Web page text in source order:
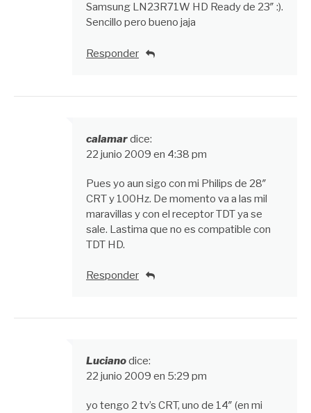
Samsung LN23R71W HD Ready de 23″ :).
Sencillo pero bueno jaja
Responder
calamardice:
22 junio 2009 en 4:38 pm
Pues yo aun sigo con mi Philips de 28″
CRT y 100Hz. De momento va a las mil
maravillas y con el receptor TDT ya se
sale. Lastima que no es compatible con
TDT HD.
Responder
Lucianodice:
22 junio 2009 en 5:29 pm
yo tengo 2 tv’s CRT, uno de 14″ (en mi